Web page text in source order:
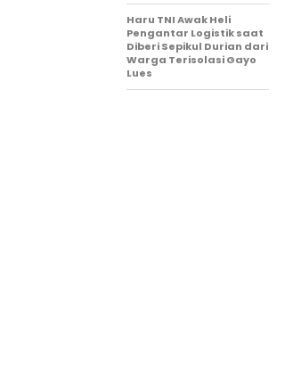
Haru TNI Awak Heli
Pengantar Logistik saat
Diberi Sepikul Durian dari
Warga Terisolasi Gayo
Lues